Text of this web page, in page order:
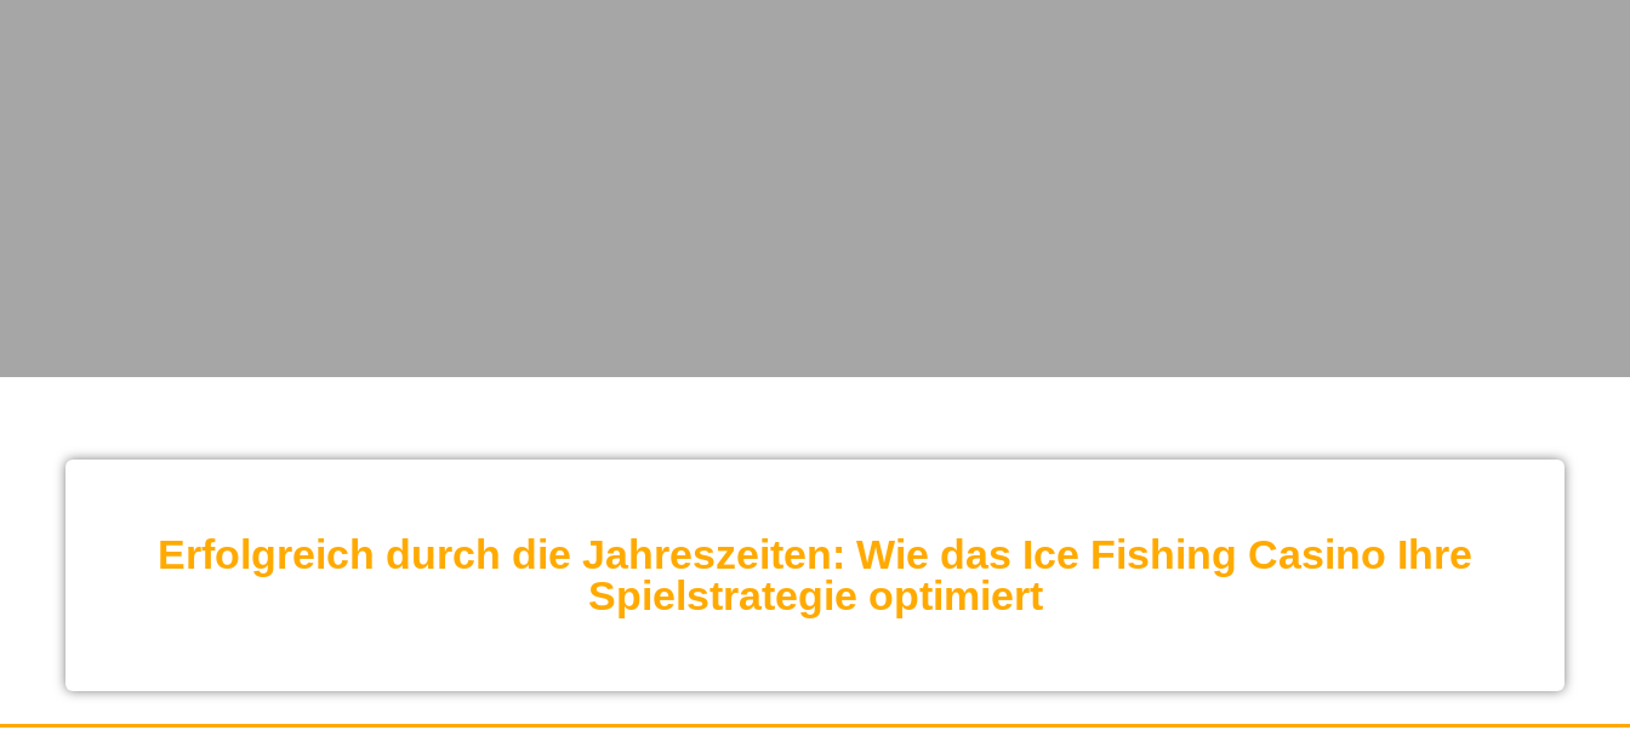
Erfolgreich durch die Jahreszeiten: Wie das Ice Fishing Casino Ihre
Spielstrategie optimiert